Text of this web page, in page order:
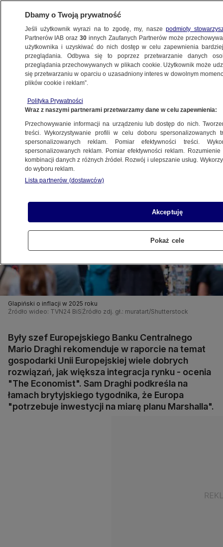
BIZNES
ZE ŚWIATA
"Powolna agonia"
13.09.2024, 07:54
Udostępnij
Glapiński o inflacji w 2025 roku
Źródło wideo: TVN24 BiS Źródło zdj. gł.: muratart/Shutterstock
Były szef Europejskiego Banku Centralnego
Mario Draghi rekomenduje w raporcie na temat
gospodarki Unii Europejskiej wiele dobrych
rozwiązań, jak większa integracja rynku - ocenia
"The Economist". Sam Draghi podkreśla na
łamach brytyjskiego tygodnika, że Europa
"potrzebuje inwestycji na miarę planu Marshalla".
Dbamy o Twoją prywatność
Jeśli użytkownik wyrazi na to zgodę, my, naszepodmioty
Partnerów IAB oraz30 innych Zaufanych Partnerów może
użytkownika i uzyskiwać do nich dostęp w celu zapewnienia
przeglądania. Odbywa się to poprzez przetwarzanie danych
przeglądania przechowywanych w plikach cookie. Użytkownik może
się przetwarzaniu w oparciu o uzasadniony interes w dowolnym
plików cookie i reklam”.
Polityka Prywatności
Wraz z naszymi partnerami przetwarzamy dane w celu zapewnienia:
Przechowywanie informacji na urządzeniu lub dostęp do nich.
treści. Wykorzystywanie profili w celu doboru spersonalizowanych
spersonalizowanych reklam. Pomiar efektywności treści.
spersonalizowanych reklam. Pomiar efektywności reklam.
kombinacji danych z różnych źródeł. Rozwój i ulepszanie usług.
do wyboru reklam.
Lista partnerów (dostawców)
Akceptuję
Pokaż cele